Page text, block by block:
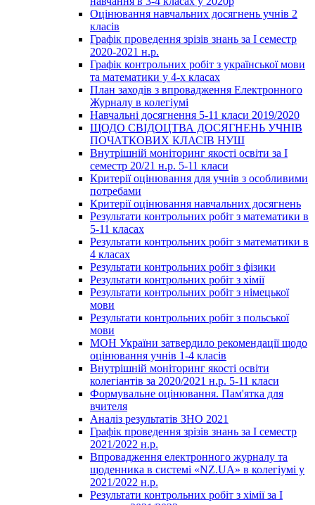
Оцінювання навчальних досягнень учнів 2
класів
Графік проведення зрізів знань за І семестр
2020-2021 н.р.
Графік контрольних робіт з української мови
та математики у 4-х класах
План заходів з впровадження Електронного
Журналу в колегіумі
Навчальні досягнення 5-11 класи 2019/2020
ЩОДО СВІДОЦТВА ДОСЯГНЕНЬ УЧНІВ
ПОЧАТКОВИХ КЛАСІВ НУШ
Внутрішній моніторинг якості освіти за І
семестр 20/21 н.р. 5-11 класи
Критерії оцінювання для учнів з особливими
потребами
Критерії оцінювання навчальних досягнень
Результати контрольних робіт з математики в
5-11 класах
Результати контрольних робіт з математики в
4 класах
Результати контрольних робіт з фізики
Результати контрольних робіт з хімії
Результати контрольних робіт з німецької
мови
Результати контрольних робіт з польської
мови
МОН України затвердило рекомендації щодо
оцінювання учнів 1-4 класів
Внутрішній моніторинг якості освіти
колегіантів за 2020/2021 н.р. 5-11 класи
Формувальне оцінювання. Пам'ятка для
вчителя
Аналіз результатів ЗНО 2021
Графік проведення зрізів знань за І семестр
2021/2022 н.р.
Впровадження електронного журналу та
щоденника в системі «NZ.UA» в колегіумі у
2021/2022 н.р.
Результати контрольних робіт з хімії за І